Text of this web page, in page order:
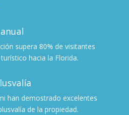
supera 80% de visitantes
hacia la Florida.
han demostrado excelentes
de la propiedad.